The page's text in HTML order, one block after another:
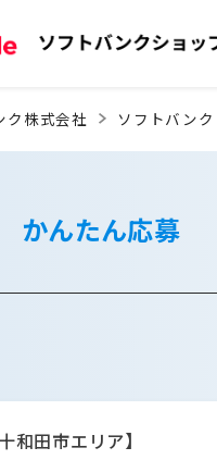
ク株式会社 ソフトバン
かんたん応募
和田市エリア】